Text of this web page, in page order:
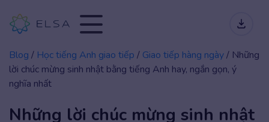
Blog / Học tiếng Anh giao tiếp / Giao tiếp hàng ngày/ Những
lời chúc mừng sinh nhật bằng tiếng Anh hay, ngắn gọn, ý
nghĩa nhất
Những lời chúc mừng sinh nhật